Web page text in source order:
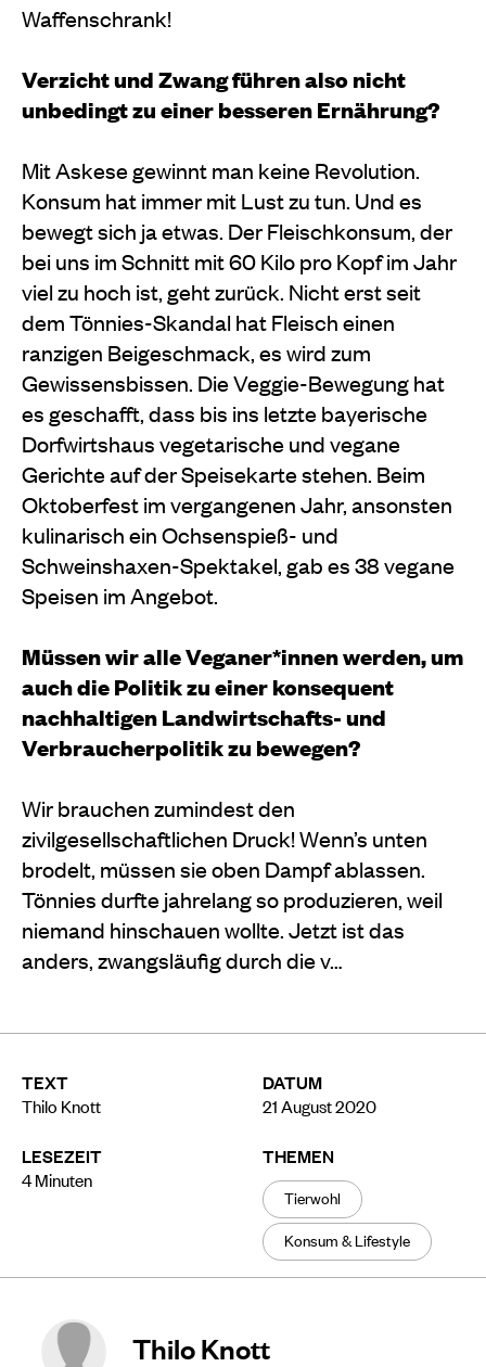
TEXT
Thilo Knott
LESEZEIT
4Minuten
DATUM
21 August 2020
THEMEN
Tierwohl
Konsum & Lifestyle
Waffenschrank!
Verzicht und Zwang führen also nicht
unbedingt zu einer besseren Ernährung?
Mit Askese gewinnt man keine Revolution.
Konsum hat immer mit Lust zu tun. Und es
bewegt sich ja etwas. Der Fleischkonsum, der
bei uns im Schnitt mit 60 Kilo pro Kopf im Jahr
viel zu hoch ist, geht zurück. Nicht erst seit
dem Tönnies-Skandal hat Fleisch einen
ranzigen Beigeschmack, es wird zum
Gewissensbissen. Die Veggie-Bewegung hat
es geschafft, dass bis ins letzte bayerische
Dorfwirtshaus vegetarische und vegane
Gerichte auf der Speisekarte stehen. Beim
Oktoberfest im vergangenen Jahr, ansonsten
kulinarisch ein Ochsenspieß- und
Schweinshaxen-Spektakel, gab es 38 vegane
Speisen im Angebot.
Müssen wir alle Veganer*innen werden, um
auch die Politik zu einer konsequent
nachhaltigen Landwirtschafts- und
Verbraucherpolitik zu bewegen?
Wir brauchen zumindest den
zivilgesellschaftlichen Druck! Wenn’s unten
brodelt, müssen sie oben Dampf ablassen.
Tönnies durfte jahrelang so produzieren, weil
niemand hinschauen wollte. Jetzt ist das
anders, zwangsläufig durch die v…
Thilo Knott